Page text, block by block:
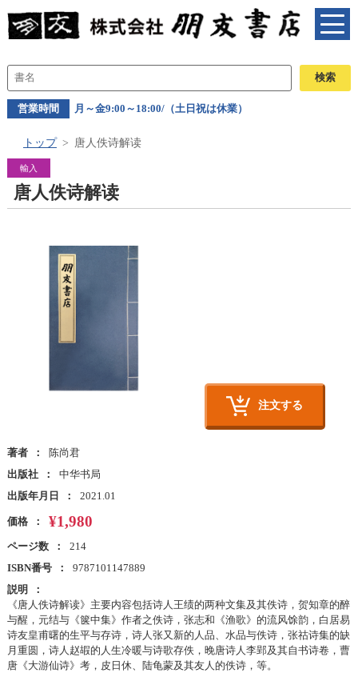
営業時間 月～金9:00～18:00/（土日祝は休業）
トップ 唐人佚诗解读
輸入
唐人佚诗解读
注文する
著者
陈尚君
出版社
中华书局
出版年月日
2021.01
価格 ¥1,980
ページ数
214
ISBN番号
9787101147889
説明
《唐人佚诗解读》主要内容包括诗人王绩的两种文集及其佚诗，贺知章的醉
与醒，元结与《箧中集》作者之佚诗，张志和《渔歌》的流风馀韵，白居易
诗友皇甫曙的生平与存诗，诗人张又新的人品、水品与佚诗，张祜诗集的缺
月重圆，诗人赵嘏的人生冷暖与诗歌存佚，晚唐诗人李郢及其自书诗卷，曹
唐《大游仙诗》考，皮日休、陆龟蒙及其友人的佚诗，等。